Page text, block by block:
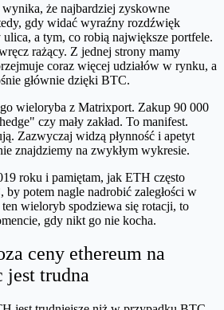
że najbardziej zyskowne
gdy widać wyraźny rozdźwięk
a tym, co robią największe portfele.
rażący. Z jednej strony mamy
coraz więcej udziałów w rynku, a
głównie dzięki BTC.
wieloryba z Matrixport. Zakup 90 000
czy mały zakład. To manifest.
Zazwyczaj widzą płynność i apetyt
znajdziemy na zwykłym wykresie.
roku i pamiętam, jak ETH często
by potem nagle nadrobić zaległości w
wieloryb spodziewa się rotacji, to
gdy nikt go nie kocha.
ceny ethereum na
jest trudna